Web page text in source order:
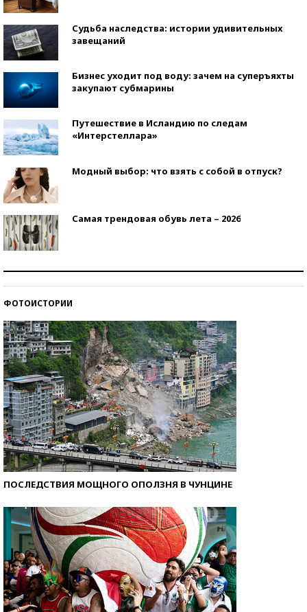
Судьба наследства: истории удивительных
завещаний
Бизнес уходит под воду: зачем на суперъяхты
закупают субмарины
Путешествие в Исландию по следам
«Интерстеллара»
Модный выбор: что взять с собой в отпуск?
Самая трендовая обувь лета – 2026
ФОТОИСТОРИИ
ПОСЛЕДСТВИЯ МОЩНОГО ОПОЛЗНЯ В ЧУНЦИНЕ